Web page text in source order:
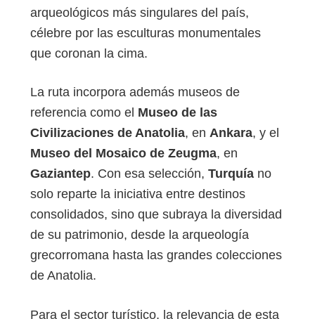
arqueológicos más singulares del país,
célebre por las esculturas monumentales
que coronan la cima.
La ruta incorpora además museos de
referencia como el Museo de las
Civilizaciones de Anatolia, en Ankara, y el
Museo del Mosaico de Zeugma, en
Gaziantep. Con esa selección, Turquía no
solo reparte la iniciativa entre destinos
consolidados, sino que subraya la diversidad
de su patrimonio, desde la arqueología
grecorromana hasta las grandes colecciones
de Anatolia.
Para el sector turístico, la relevancia de esta